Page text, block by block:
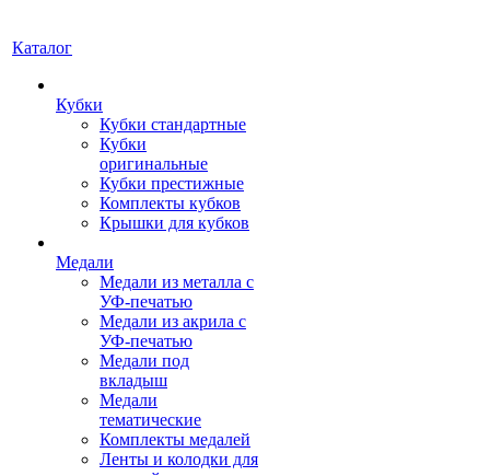
Каталог
Кубки
Кубки стандартные
Кубки
оригинальные
Кубки престижные
Комплекты кубков
Крышки для кубков
Медали
Медали из металла с
УФ-печатью
Медали из акрила с
УФ-печатью
Медали под
вкладыш
Медали
тематические
Комплекты медалей
Ленты и колодки для